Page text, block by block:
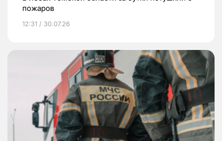
пожаров
12:31 / 30.07.26